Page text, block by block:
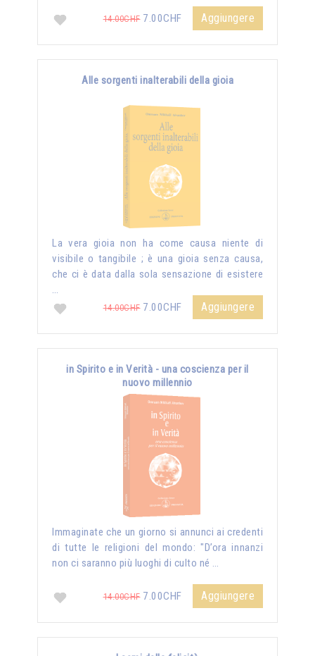
14.00CHF7.00CHF Aggiungere
Alle sorgenti inalterabili della gioia
La vera gioia non ha come causa niente di
visibile o tangibile ; è una gioia senza causa,
che ci è data dalla sola sensazione di esistere
…
14.00CHF7.00CHF Aggiungere
in Spirito e in Verità - una coscienza per il
nuovo millennio
Immaginate che un giorno si annunci ai credenti
di tutte le religioni del mondo: "D’ora innanzi
non ci saranno più luoghi di culto né …
14.00CHF7.00CHF Aggiungere